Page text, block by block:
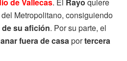
Metropolitano, consiguiendo
su afición. Por su parte, el
fuera de casaportercera